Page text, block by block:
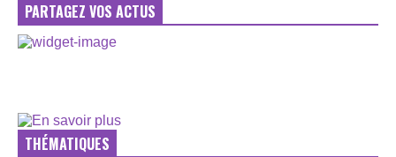
PARTAGEZ VOS ACTUS
THÉMATIQUES